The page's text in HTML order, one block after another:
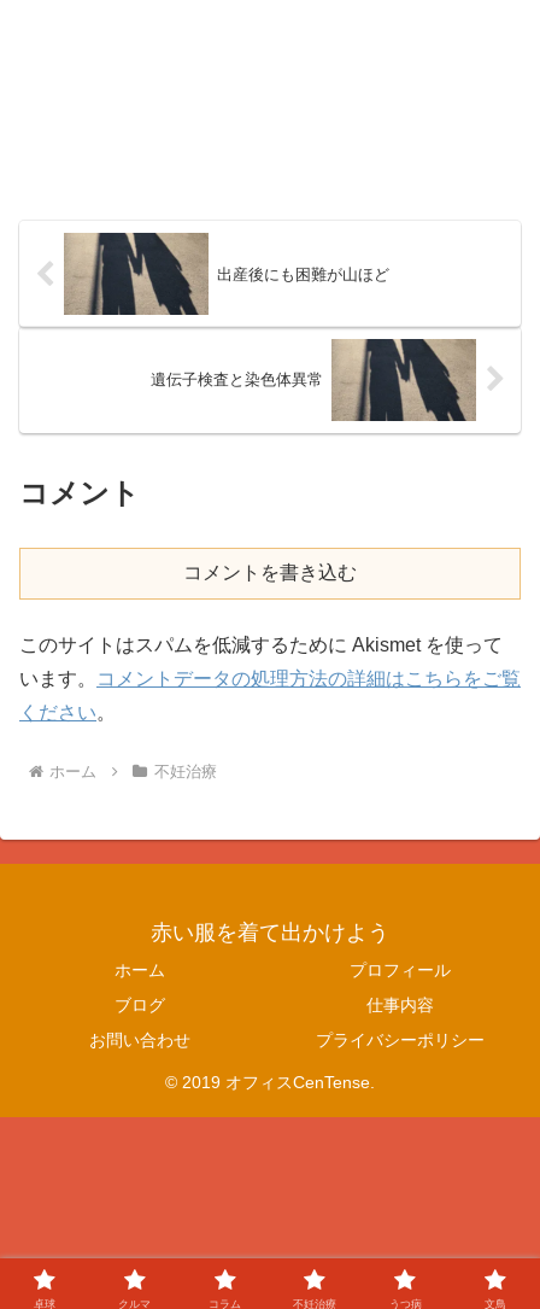
出産後にも困難が山ほど
遺伝子検査と染色体異常
コメント
コメントを書き込む
このサイトはスパムを低減するために Akismet を使って
います。
コメントデータの処理方法の詳細はこちらをご覧
ください。
ホーム 不妊治療
赤い服を着て出かけよう
ホーム
プロフィール
ブログ
仕事内容
お問い合わせ
プライバシーポリシー
© 2019 オフィスCenTense.
卓球 クルマ コラム 不妊治療 うつ病 文鳥